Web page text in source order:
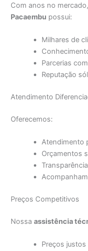
Com anos no
Pacaembu possui:
Milhares de
Parcerias
Reputação
Atendimento
Oferecemos:
Atendimento
Orçamentos
Preços Competitivos
Nossaassistência
Preços